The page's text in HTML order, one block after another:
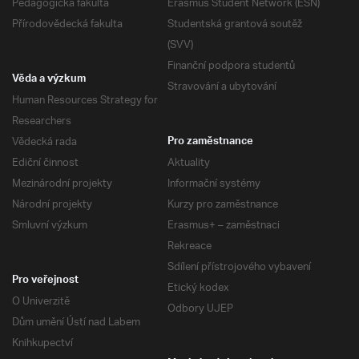
Přírodovědecká fakulta
Studentská grantová soutěž
(SVV)
Finanční podpora studentů
Stravování a ubytování
Věda a výzkum
Human Resources Strategy for
Researchers
Vědecká rada
Ediční činnost
Mezinárodní projekty
Národní projekty
Smluvní výzkum
Pro zaměstnance
Aktuality
Informační systémy
Kurzy pro zaměstnance
Erasmus+ – zaměstnaci
Rekreace
Sdílení přístrojového vybavení
Etický kodex
Odbory UJEP
Pro veřejnost
O Univerzitě
Dům umění Ústí nad Labem
Knihkupectví